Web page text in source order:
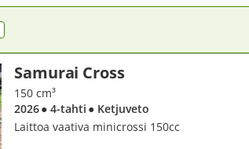
Samurai Cross
150 cm³
2026● 4-tahti ● Ketjuveto
Laittoa vaativa minicrossi 150cc